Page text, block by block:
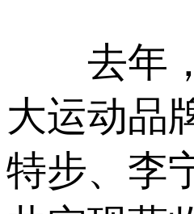
去年，
大运动品
特步、李